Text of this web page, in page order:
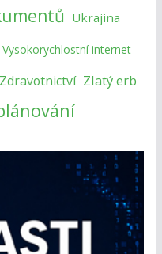
Ukrajina
Vysokorychlostní internet
Zdravotnictví Zlatý erb